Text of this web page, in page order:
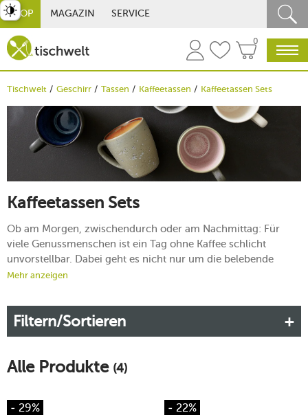
SHOP MAGAZIN SERVICE
0
Tischwelt Geschirr Tassen Kaffeetassen Kaffeetassen Sets
Kaffeetassen Sets
Ob am Morgen, zwischendurch oder am Nachmittag: Für
viele Genussmenschen ist ein Tag ohne Kaffee schlicht
unvorstellbar. Dabei geht es nicht nur um die belebende
Wirkung des Heißgetränks: Auch die Geselligkeit beim
Ritual. Ob mit der Familie beim Kaffeekränzchen oder beim
gemütlichen Tratsch mit Freunden: Mit unseren Kaffeetassen-
Sets sind Sie auf jede Situation bestens eingestellt. Bei
Marken.
Mehr anzeigen
Filtern/Sortieren
Alle Produkte (4)
- 29% - 22%
umschalten